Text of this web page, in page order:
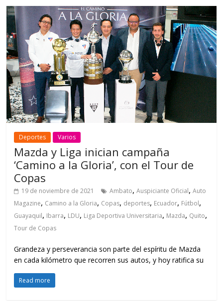
Deportes Varios
Mazda y Liga inician campaña
‘Camino a la Gloria’, con el Tour de
Copas
19 de noviembre de 2021 Ambato,Auspiciante Oficial,Auto
Magazine, Camino a la Gloria, Copas, deportes, Ecuador, Fútbol,
Guayaquil, Ibarra, LDU, Liga Deportiva Universitaria, Mazda, Quito,
Tour de Copas
Grandeza y perseverancia son parte del espíritu de Mazda
en cada kilómetro que recorren sus autos, y hoy ratifica su
Read more